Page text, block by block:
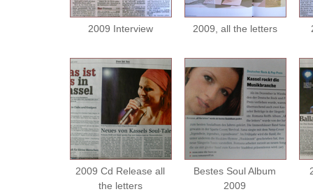
2009 Interview 2009, all the letters
2009 Cd Release all
the letters
Bestes Soul Album
2009